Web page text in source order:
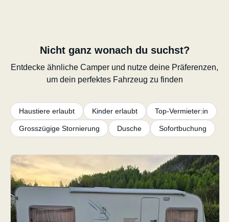
Nicht ganz wonach du suchst?
Entdecke ähnliche Camper und nutze deine Präferenzen,
um dein perfektes Fahrzeug zu finden
Haustiere erlaubt Kinder erlaubt Top-Vermieter:in
Grosszügige Stornierung Dusche Sofortbuchung